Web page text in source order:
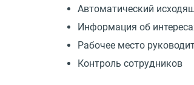
Автоматический
Информация об
Рабочее место
Контроль сотрудников